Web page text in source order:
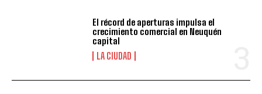
El récord de aperturas impulsa el
crecimiento comercial en Neuquén
capital
LA CIUDAD